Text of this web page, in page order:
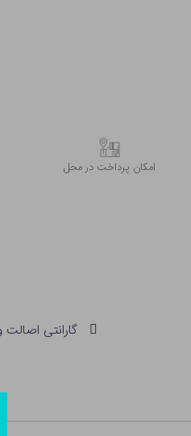
امکان پرداخت در محل
گارانتی